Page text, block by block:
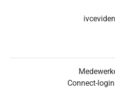
Connect-